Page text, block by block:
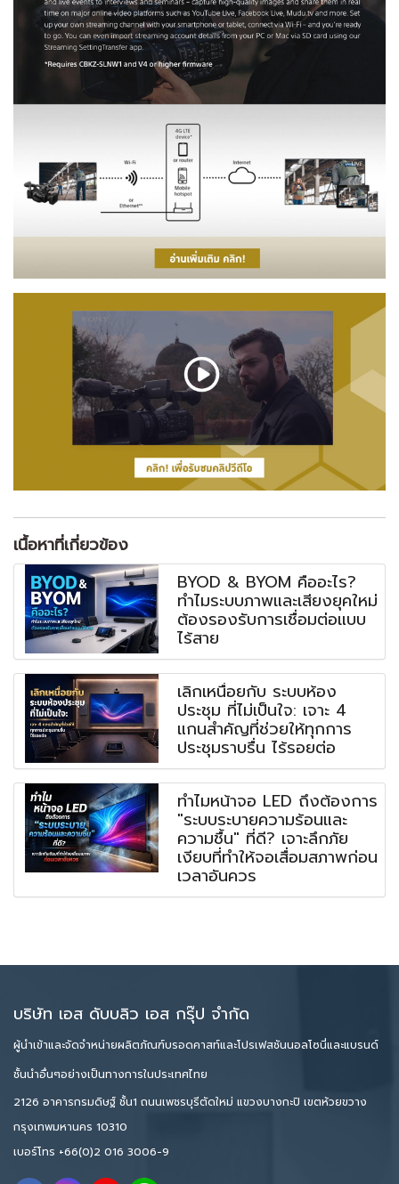
เนื้อหาที่เกี่ยวข้อง
BYOD & BYOM คืออะไร?
ทำไมระบบภาพและเสียงยุคใหม่
ต้องรองรับการเชื่อมต่อแบบ
ไร้สาย
เลิกเหนื่อยกับ ระบบห้อง
ประชุม ที่ไม่เป็นใจ: เจาะ 4
แกนสำคัญที่ช่วยให้ทุกการ
ประชุมราบรื่น ไร้รอยต่อ
ทำไมหน้าจอ LED ถึงต้องการ
"ระบบระบายความร้อนและ
ความชื้น" ที่ดี? เจาะลึกภัย
เงียบที่ทำให้จอเสื่อมสภาพก่อน
เวลาอันควร
บริษัท เอส ดับบลิว เอส กรุ๊ป จำกัด
ผู้นำเข้าและจัดจำหน่ายผลิตภัณฑ์บรอดคาสท์และโปรเฟสชันนอลโซนี่และแบรนด์
ชั้นนำอื่นๆอย่างเป็นทางการในประเทศไทย
2126 อาคารกรมดิษฐ์ ชั้น1 ถนนเพชรบุรีตัดใหม่ แขวงบางกะปิ เขตห้วยขวาง
กรุงเทพมหานคร 10310
เบอร์โทร +66(0)2 016 3006-9